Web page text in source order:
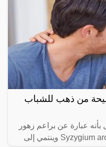
من ذهب للشباب
عبارة عن براعم زهور
مجففة من شجرة “Syzygium aromaticum وينتمي إلى